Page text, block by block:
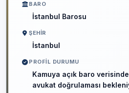
BARO
İstanbul Barosu
ŞEHIR
İstanbul
PROFIL DURUMU
Kamuya açık baro
avukat doğrulaması